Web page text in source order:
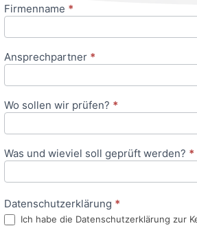
Anfrageformular
Firmenname *
Ansprechpartner *
Wo sollen wir prüfen? *
Was und wieviel soll geprüft werden? *
Datenschutzerklärung *
Ich habe die Datenschutzerklärung zur